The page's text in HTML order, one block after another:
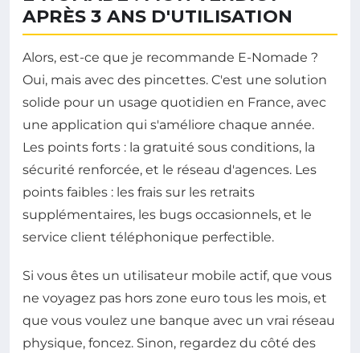
APRÈS 3 ANS D'UTILISATION
Alors, est-ce que je recommande E-Nomade ?
Oui, mais avec des pincettes. C'est une solution
solide pour un usage quotidien en France, avec
une application qui s'améliore chaque année.
Les points forts : la gratuité sous conditions, la
sécurité renforcée, et le réseau d'agences. Les
points faibles : les frais sur les retraits
supplémentaires, les bugs occasionnels, et le
service client téléphonique perfectible.
Si vous êtes un utilisateur mobile actif, que vous
ne voyagez pas hors zone euro tous les mois, et
que vous voulez une banque avec un vrai réseau
physique, foncez. Sinon, regardez du côté des